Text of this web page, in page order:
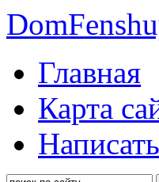
Главная
Карта